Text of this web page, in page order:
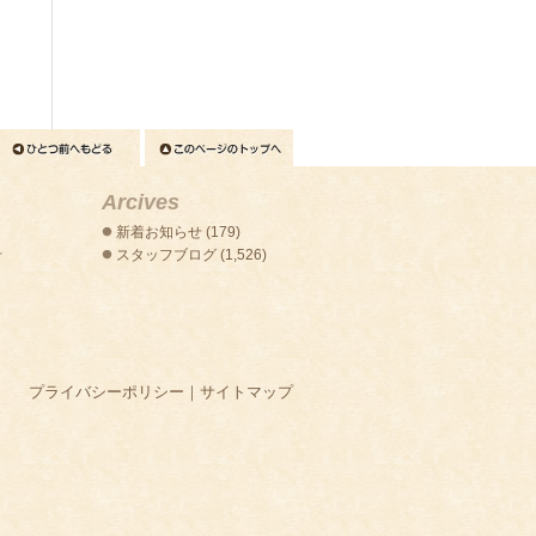
Arcives
新着お知らせ(179)
スタッフブログ(1,526)
プライバシーポリシー ｜ サイトマップ